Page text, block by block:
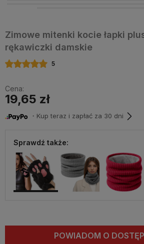
Zimowe mitenki kocie łapki
rękawiczki damskie
5
Cena:
19,65 zł
・Kup teraz i zapłać za 30 dni
Sprawdź także:
POWIADOM O